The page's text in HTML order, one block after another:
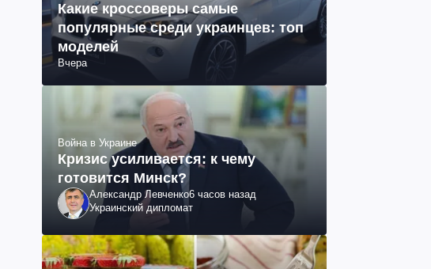
Какие кроссоверы самые
популярные среди украинцев: топ
моделей
Вчера
Война в Украине
Кризис усиливается: к чему
готовится Минск?
Александр Левченко6 часов назад
Украинский дипломат